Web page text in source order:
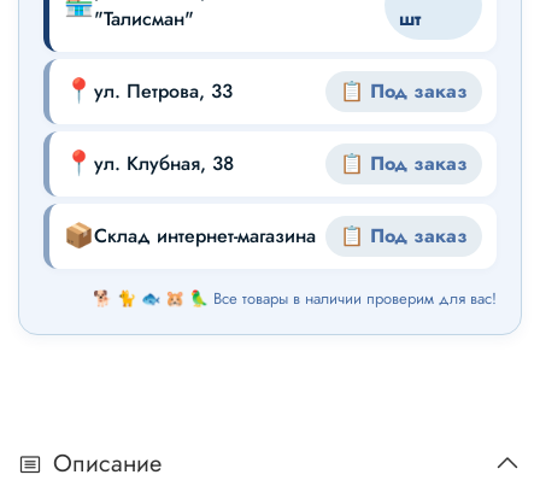
"Талисман"
шт
📍 ул. Петрова, 33 📋 Под заказ
📍 ул. Клубная, 38 📋 Под заказ
📦Склад интернет-магазина 📋 Под заказ
🐕 🐈 🐟 🐹 🦜 Все товары в наличии проверим для вас!
Описание